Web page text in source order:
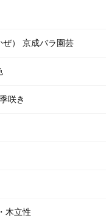
ぜ） 京成バラ園芸
咲き
木立性